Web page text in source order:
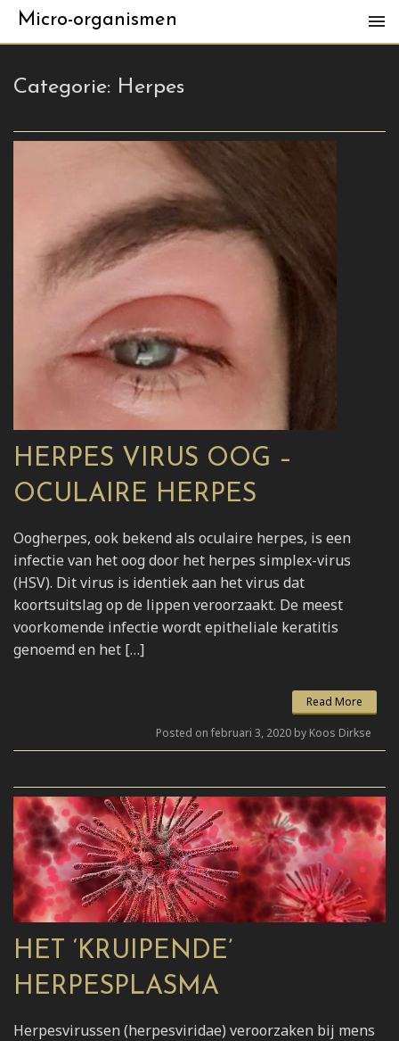
Micro-organismen
Categorie: Herpes
HERPES VIRUS OOG –
OCULAIRE HERPES
Oogherpes, ook bekend als oculaire herpes, is een
infectie van het oog door het herpes simplex-virus
(HSV). Dit virus is identiek aan het virus dat
koortsuitslag op de lippen veroorzaakt. De meest
voorkomende infectie wordt epitheliale keratitis
genoemd en het […]
Read More
Posted on februari 3, 2020 by Koos Dirkse
HET ‘KRUIPENDE’
HERPESPLASMA
Herpesvirussen (herpesviridae) veroorzaken bij mens